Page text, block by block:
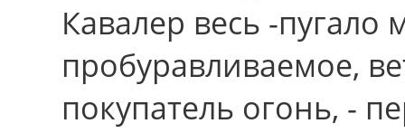
Кавалер весь -
пробуравливаемое,
покупатель огонь, -